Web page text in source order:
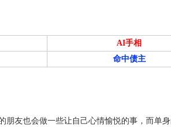
AI手相
命中债主
朋友也会做一些让自己心情愉悦的事，而单